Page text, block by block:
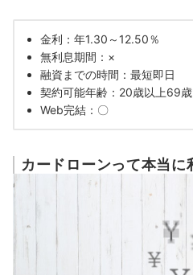
金利：年1.30～12.50％
無利息期間：×
融資までの時間：最短即日
契約可能年齢：20歳以上69
Web完結：〇
カードローンって本当に